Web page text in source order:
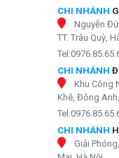
CHI NHÁNH
Nguyễn
TT. Trâu Quỳ,
CHI NHÁNH
Khu Công
Khê, Đông
CHI NHÁNH
Giải